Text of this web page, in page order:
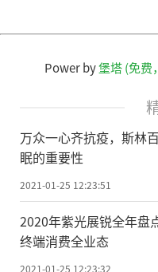
Power by堡塔 (免费
万众一心齐抗疫，斯林
眠的重要性
2021-01-25 12:23:51
2020年紫光展锐全年盘
终端消费全业态
2021-01-25 12:23:32